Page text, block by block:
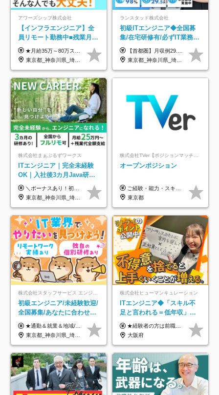
アワーズシップ株式会社
【インフラエンジニア】全
員リモート勤務中■残業月
3h■最大3ヶ月の連休あり■
年休126日■20～30代活躍
中！
★月給35万～80万スタートも可 【未経験の方】 ■月給26万～80万＋賞与年2回（年2ヶ月分） 【何かしらのインフラエンジニア経験をお持ちの方】 ■月給35万～80万＋賞与年2回（年2ヶ月分） ※スキル・経験などを考慮し決定します ※試用期間6ヶ月あり。期間中は契約社員となります。その他の待遇に差異はありません（試用期間終了後、昇給の可能性あり） ※上記金額には固定残業代（月30時間分／4万9600円～15万2600円）を含みます。超過分は別途支給いたします。 ＼頑張りはインセンティブで還元！／ クライアントに貢献度を評価され、当社のエンジニアが追加で案件に参画することになるなど、会社にとって利益になる行動はしっかり評価します。 会社の成長に貢献できていることを実感でき、「もっと頑張ろう」と思える体制づくりを整えています！
東京都_神奈川県_埼玉県_千葉県_大阪府
ランスタッド株式会社
初級ITエンジニア◆全国募
集/在宅研修有/必ずIT業務配
属/月収例29.5万円/Web面接
1回/SE
【首都圏】月収例29.5万円（月給26万円＋諸手当） 【東海・関西】月収例28.5万円（月給25万円＋諸手当） 【九州】月収例26万円（月給23万円＋諸手当） ※経験・スキル・前職給与を踏まえ、総合的に判断して決定します。 例：首都圏 月収例31万円（月給27万円＋諸手当） ◆各種手当 ・通勤手当（上限4万円まで） ・残業代手当（1分単位で全額支給） ※固定残業代制は採用しておりません ・深夜勤務手当 ・資格取得支援（ランクに応じてお祝い金1万円～10万円を支給） ◆昇給：年1回 ◆補足 ・研修中1ヶ月間は、時給1670円となります。 ・試用期間6ヶ月あり。その間の待遇に変更はありません。 ※詳細は面接時にご案内します。
東京都_神奈川県_埼玉県_千葉県_大阪府_愛知県_兵庫県_京都府_福岡県
株式会社まぁぶるずワークス
ITエンジニア｜完全未経験
OK｜入社後3カ月Java研修
｜リモート率8割以上｜充実
のキャリア支援｜残業月10h
＼ボーナスあり！初年度から年収300万円以上／ ■月給25万円～35万円＋残業代全額支給＋各種手当＋賞与年1回 ◎経験・年齢・スキルなどを考慮し、できるだけ優遇します ◎試用期間中(3カ月)は契約社員で、月給21万円＋諸手当になります。 (試用期間中は残業が発生しません。その他の待遇に変更はありません) ----------------- ＼3つの評価軸！実力次第で早期収入アップ！／ 【1】スキル(IT理解、実装力、設計) 【2】実務力(現場評価、コミュ力、品質) 【3】姿勢(自走力、意欲、責任感) この3つの評価軸で、3カ月ごとに評価。社内グレードにより、給与が決まる明確な仕組みです。何ができれば給与が上がるのか分かりやすく、実力や努力次第で早期に収入を増やせます！ 【固定残業代について】 なし（残業代は、実際の労働時間に応じて別途全額支給）
東京都_神奈川県_埼玉県_千葉県_大阪府_愛知県_北海道_青森県_岩手県_宮城県_秋田県_山形県_福島県_茨城県_栃木県_群馬県_新潟県_山梨県_長野県_富山県_石川県_福井県_静岡県_岐阜県_三重県_兵庫県_京都府_滋賀県_奈良県_和歌山県_広島県_岡山県_鳥取県_島根県_山口県_徳島県_香川県_愛媛県_高知県_福岡県_熊本県_佐賀県_長崎県_大分県_宮崎県_鹿児島県_沖縄県
オープンポジション
ご経験・能力・スキル等により、当社基準にて優遇・相談のうえ決定いたします。
東京都
初級エンジニア/未経験歓迎/
全国募集/あなたに合わせた
オリジナル研修をご用
意/AI・IoT/残業平均8時間
★通勤＆就業＆地域/住宅＆役職手当あり ★残業代は全額支給 ★選べる給与制度あり！ ■東京・神奈川・千葉・埼玉勤務の場合 月給24.5万円～55万円＋諸手当 （残業代は全額支給） (20,000円の地域/住宅手当込み) ■愛知・京都・大阪・兵庫勤務の場合 月給24万円以上＋諸手当 （残業代は全額支給） (15,000円の地域/住宅手当込み) ■茨城・栃木・群馬・静岡・三重・滋賀・広島・福岡勤務の場合 月給23.5万円以上＋諸手当 （残業代は全額支給） (10,000円の地域/住宅手当込み) ■北海道・宮城・山梨・長野・岐阜・奈良・和歌山・岡山勤務の場合 月給23万円以上＋諸手当 （残業代は全額支給） (5,000円の地域/住宅手当込み) ■その他のエリア勤務の場合 月給22.5万円以上＋諸手当 （残業代は全額支給） ※経験や能力を考慮し、当社規定により優遇します 【昇給：年一回実施】 【選べる給与制度】 ★収入を重視する方に… 「変動型人事制度」の選択も可能（派遣先からの評価に応じて収入アップ！） ※年2回のタイミングで希望者と面談の上決定します。
東京都_神奈川県_埼玉県_千葉県_大阪府_愛知県_北海道_岩手県_宮城県_山形県_福島県_茨城県_栃木県_群馬県_山梨県_長野県_富山県_石川県_静岡県_岐阜県_三重県_兵庫県_京都府_滋賀県_奈良県_広島県_岡山県_山口県_愛媛県_福岡県_熊本県_長崎県
株式会社ヒューマンキュレーション
ITエンジニア◆「スキル不
足と言われる＝低年収」で
はない！｜ 不安を克服し、
年収アップした社員の実例
★経験者の方は前職の年収以上を保証します ★案件単価を開示した上で80％以上を還元します 月給25万円以上＋賞与年2回 ※経験や能力を考慮の上で優遇します ※試用期間が3ヶ月(その間の給与・待遇・雇用形態に変更はありません) ※月給には月20時間分のみなし残業手当(5万円)を含みます(超過分は別途支給) ★残業平均は月10時間以下ですので、毎月10時間分程度はお得です！
大阪府